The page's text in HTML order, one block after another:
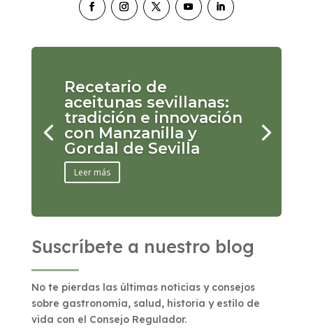
Recetario de
aceitunas sevillanas:
tradición e innovación
con Manzanilla y
Gordal de Sevilla
Leer más
Suscríbete a nuestro blog
No te pierdas las últimas noticias y consejos
sobre gastronomía, salud, historia y estilo de
vida con el Consejo Regulador.